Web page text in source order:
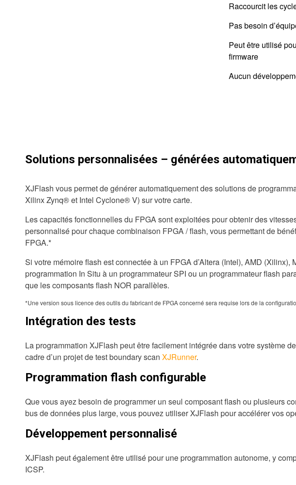
Raccourcit les
Pas besoin
Peut être utilisé
firmware
Aucun
Solutions personnalisées – générées
XJFlash vous permet de générer automatiquement des solutions de
Xilinx Zynq® et Intel Cyclone® V) sur votre carte.
Les capacités fonctionnelles du FPGA sont exploitées pour obtenir des
personnalisé pour chaque combinaison FPGA / flash, vous permettant de
FPGA.*
Si votre mémoire flash est connectée à un FPGA d’Altera (Intel), AMD
programmation In Situ à un programmateur SPI ou un programmateur flash
que les composants flash NOR parallèles.
*Une version sous licence des outils du fabricant de FPGA concerné sera requise lors de la
Intégration des tests
La programmation XJFlash peut être facilement intégrée dans votre système
cadre d’un projet de test boundary scan XJRunner.
Programmation flash configurable
Que vous ayez besoin de programmer un seul composant flash ou plusieurs
bus de données plus large, vous pouvez utiliser XJFlash pour accélérer vos
Développement personnalisé
XJFlash peut également être utilisé pour une programmation autonome, y
ICSP.